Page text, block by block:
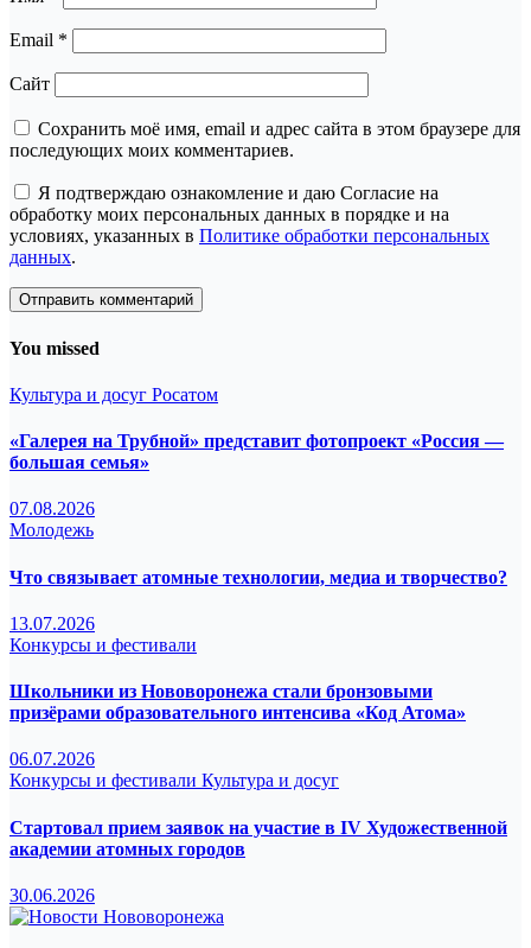
Email *
Сайт
Сохранить моё имя, email и адрес сайта в этом браузере для
последующих моих комментариев.
Я подтверждаю ознакомление и даю Согласие на
обработку моих персональных данных в порядке и на
условиях, указанных в Политике обработки персональных
данных.
You missed
Культура и досуг Росатом
«Галерея на Трубной» представит фотопроект «Россия —
большая семья»
07.08.2026
Молодежь
Что связывает атомные технологии, медиа и творчество?
13.07.2026
Конкурсы и фестивали
Школьники из Нововоронежа стали бронзовыми
призёрами образовательного интенсива «Код Атома»
06.07.2026
Конкурсы и фестивали Культура и досуг
Стартовал прием заявок на участие в IV Художественной
академии атомных городов
30.06.2026